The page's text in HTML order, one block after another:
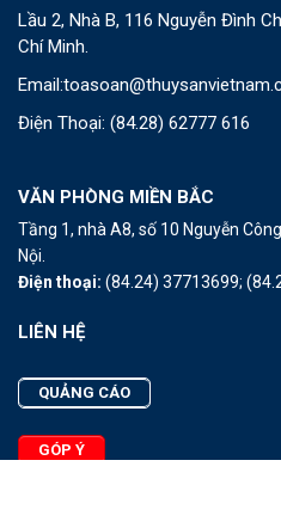
Lầu 2, Nhà B, 116 Nguyễn Đình
Chí Minh.
Email:
Điện Thoại: (84.28) 62777 616
VĂN PHÒNG MIỀN BẮC
Tầng 1, nhà A8, số 10 Nguyễn
Nội.
Điện thoại: (84.24) 37713699;
LIÊN HỆ
QUẢNG CÁO
GÓP Ý